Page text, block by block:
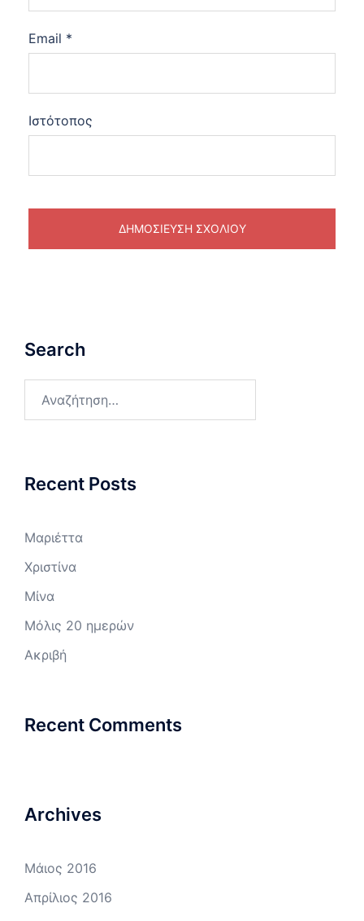
Email *
Ιστότοπος
Search
Recent Posts
Μαριέττα
Χριστίνα
Μίνα
Μόλις 20 ημερών
Ακριβή
Recent Comments
Archives
Μάιος 2016
Απρίλιος 2016